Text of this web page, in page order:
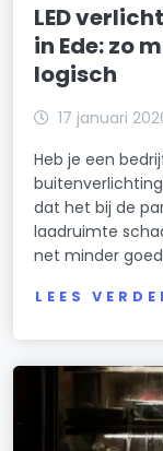
LED
in Ede: zo
logisch
17 januari
Heb je een
buitenverlichting
dat het bij de
laadruimte
net minder
LEES